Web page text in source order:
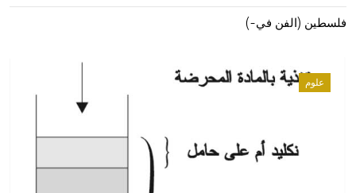
فلسطين (الفن في-)
علوم